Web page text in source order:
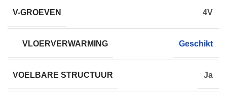
V-GROEVEN 4V
VLOERVERWARMING Geschikt
VOELBARE STRUCTUUR Ja